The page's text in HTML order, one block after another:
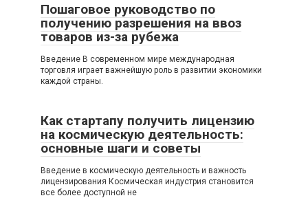
Пошаговое руководство по
получению разрешения на ввоз
товаров из-за рубежа
Введение В современном мире международная
торговля играет важнейшую роль в развитии экономики
каждой страны.
Как стартапу получить лицензию
на космическую деятельность:
основные шаги и советы
Введение в космическую деятельность и важность
лицензирования Космическая индустрия становится
все более доступной не